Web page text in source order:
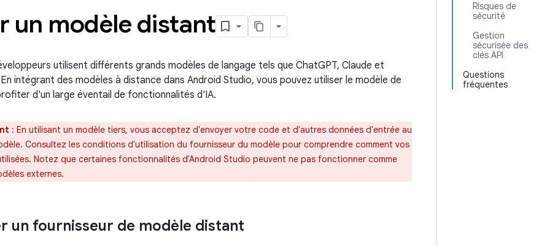
Risques de
sécurité
Gestion
sécurisée des
clés API
Questions
fréquentes
un modèle distant
utilisent différents grands modèles de langage tels que ChatGPT, Claude et
intégrant des modèles à distance dans Android Studio, vous pouvez utiliser le modèle de
d'un large éventail de fonctionnalités d'IA.
: En utilisant un modèle tiers, vous acceptez d'envoyer votre code et d'autres données d'entrée au
Consultez les conditions d'utilisation du fournisseur du modèle pour comprendre comment vos
Notez que certaines fonctionnalités d'Android Studio peuvent ne pas fonctionner comme
externes.
un fournisseur de modèle distant